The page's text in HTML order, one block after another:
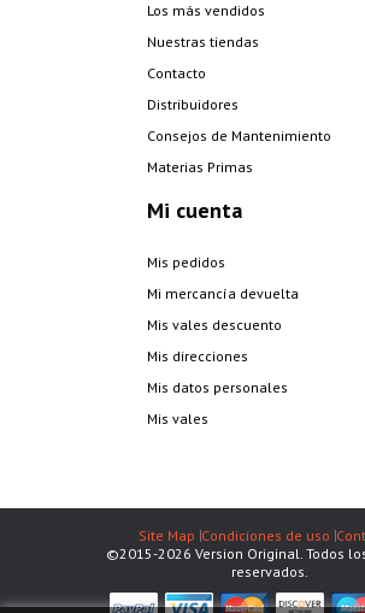
Los más vendidos
Nuestras tiendas
Contacto
Distribuidores
Consejos de Mantenimiento
Materias Primas
Mi cuenta
Mis pedidos
Mi mercancía devuelta
Mis vales descuento
Mis direcciones
Mis datos personales
Mis vales
Site Map Condiciones de uso
©2015-2026 Version Original. Todos
reservados.